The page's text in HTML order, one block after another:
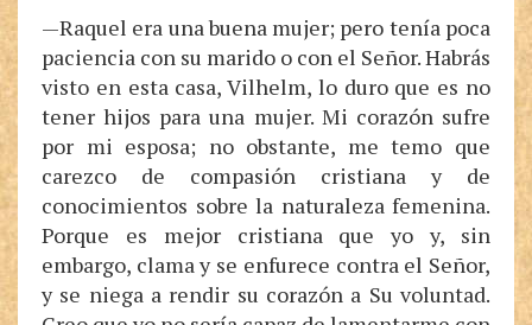
—Raquel era una buena mujer; pero tenía poca
paciencia con su marido o con el Señor. Habrás
visto en esta casa, Vilhelm, lo duro que es no
tener hijos para una mujer. Mi corazón sufre
por mi esposa; no obstante, me temo que
carezco de compasión cristiana y de
conocimientos sobre la naturaleza femenina.
Porque es mejor cristiana que yo y, sin
embargo, clama y se enfurece contra el Señor,
y se niega a rendir su corazón a Su voluntad.